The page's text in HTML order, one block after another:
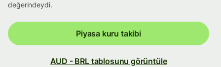
değerindeydi.
Piyasa kuru takibi
AUD - BRL tablosunu görüntüle